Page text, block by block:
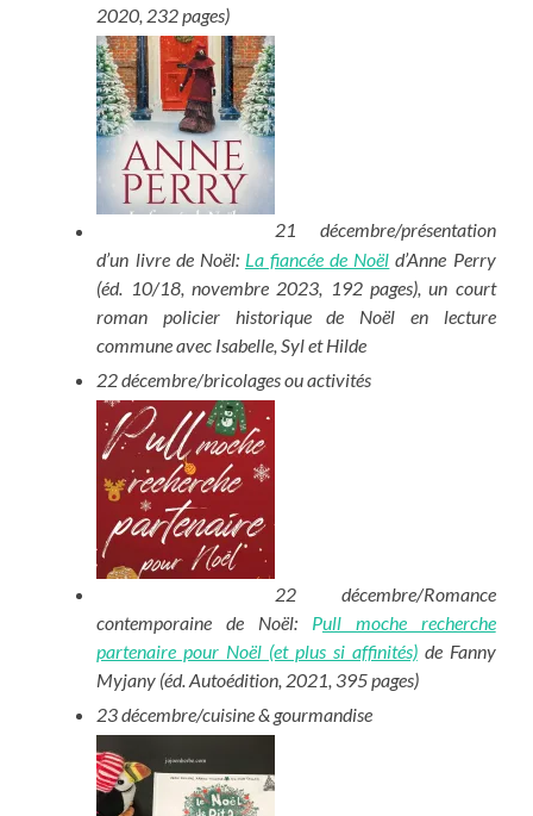
2020, 232 pages)
21 décembre/présentation
d’un livre de Noël: La fiancée de Noël d’Anne Perry
(éd. 10/18, novembre 2023, 192 pages), un court
roman policier historique de Noël en lecture
commune avec Isabelle, Syl et Hilde
22 décembre/bricolages ou activités
22 décembre/Romance
contemporaine de Noël: Pull moche recherche
partenaire pour Noël (et plus si affinités)de Fanny
Myjany (éd. Autoédition, 2021, 395 pages)
23 décembre/cuisine & gourmandise